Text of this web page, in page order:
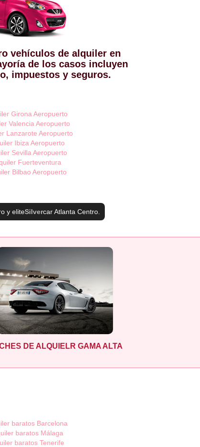
vehículos de alquiler en
de los casos incluyen
impuestos y seguros.
Girona Aeropuerto
Valencia Aeropuerto
Lanzarote Aeropuerto
Ibiza Aeropuerto
Sevilla Aeropuerto
Fuerteventura
Bilbao Aeropuerto
y eliteSilvercar Atlanta Centro.
DE ALQUIELR GAMA ALTA
baratos Barcelona
baratos Málaga
baratos Tenerife